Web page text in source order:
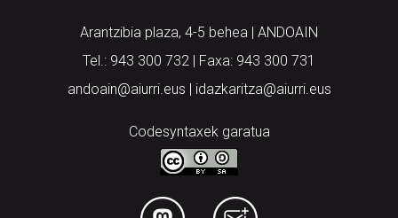
Arantzibia plaza, 4-5 behea | ANDOAIN
Tel.: 943 300 732 | Faxa: 943 300 731
andoain@aiurri.eus | idazkaritza@aiurri.eus
Codesyntaxek garatua